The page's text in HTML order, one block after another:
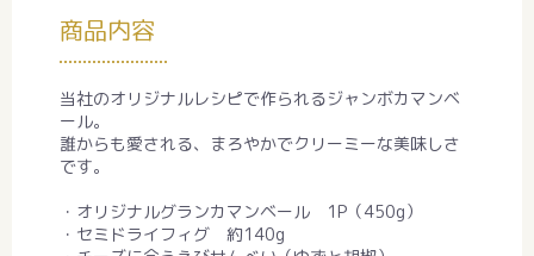
商品内容
当社のオリジナルレシピで作られるジャンボカマンベ
ール。
誰からも愛される、まろやかでクリーミーな美味しさ
です。
・オリジナルグランカマンベール 1P（450g）
・セミドライフィグ 約140g